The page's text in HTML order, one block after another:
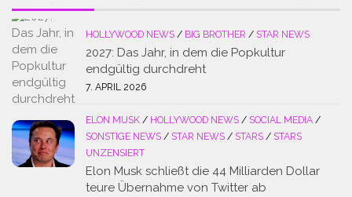
HOLLYWOOD NEWS / BIG BROTHER / STAR NEWS
2027: Das Jahr, in dem die Popkultur
endgültig durchdreht
7. APRIL 2026
ELON MUSK / HOLLYWOOD NEWS / SOCIAL MEDIA /
SONSTIGE NEWS / STAR NEWS / STARS / STARS
UNZENSIERT
Elon Musk schließt die 44 Milliarden Dollar
teure Übernahme von Twitter ab